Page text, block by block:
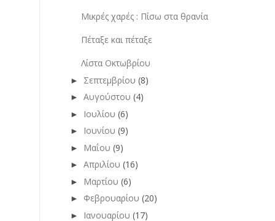
Μικρές χαρές : Πίσω στα θρανία
Πέταξε και πέταξε
Λίστα Οκτωβρίου
► Σεπτεμβρίου (8)
► Αυγούστου (4)
► Ιουλίου (6)
► Ιουνίου (9)
► Μαΐου (9)
► Απριλίου (16)
► Μαρτίου (6)
► Φεβρουαρίου (20)
► Ιανουαρίου (17)